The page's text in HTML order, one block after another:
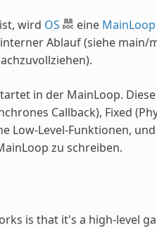
wird OS eine MainLoop
Ablauf (siehe main/
in der MainLoop.
Callback), Fixed
Low-Level-Funktionen,
zu schreiben.
is that it's a high-level